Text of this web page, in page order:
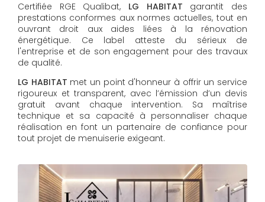
Certifiée RGE Qualibat, LG HABITAT garantit des
prestations conformes aux normes actuelles, tout en
ouvrant droit aux aides liées à la rénovation
énergétique. Ce label atteste du sérieux de
l'entreprise et de son engagement pour des travaux
de qualité.
LG HABITAT met un point d'honneur à offrir un service
rigoureux et transparent, avec l’émission d’un devis
gratuit avant chaque intervention. Sa maîtrise
technique et sa capacité à personnaliser chaque
réalisation en font un partenaire de confiance pour
tout projet de menuiserie exigeant.